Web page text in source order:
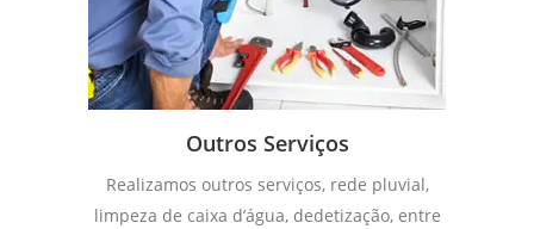
Outros Serviços
Realizamos outros serviços, rede pluvial,
limpeza de caixa d’água, dedetização, entre